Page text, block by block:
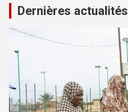
Dernières actualités